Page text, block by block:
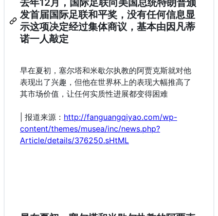
发首届国际足联和平奖，没有任何信息显
示这项决定经过集体商议，基本由因凡蒂
诺一人敲定
早在夏初，塞尔塔和米歇尔执教的阿贾克斯就对他
表现出了兴趣，但他在世界杯上的表现大幅推高了
其市场价值，让任何实质性进展都变得困难
| 报道来源： http://fanguangqiyao.com/wp-
content/themes/musea/inc/news.php?
Article/details/376250.sHtML